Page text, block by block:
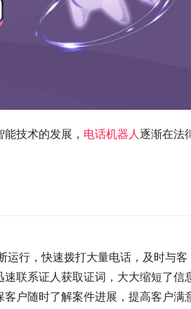
技术的发展， 电话机器人逐渐在法
运行，快速拨打大量电话，及时与客
联系证人获取证词，大大缩短了信
户随时了解案件进展，提高客户满